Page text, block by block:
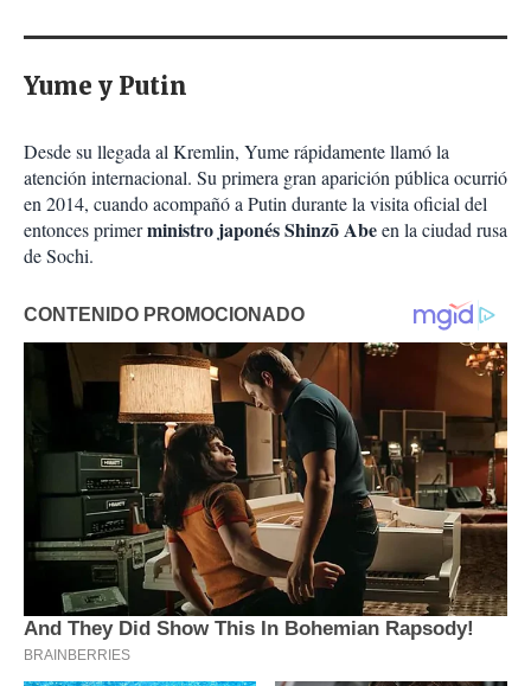
Yume y Putin
Desde su llegada al Kremlin, Yume rápidamente llamó la
atención internacional. Su primera gran aparición pública ocurrió
en 2014, cuando acompañó a Putin durante la visita oficial del
entonces primerministro japonés Shinzō Abeen la ciudad rusa
de Sochi.